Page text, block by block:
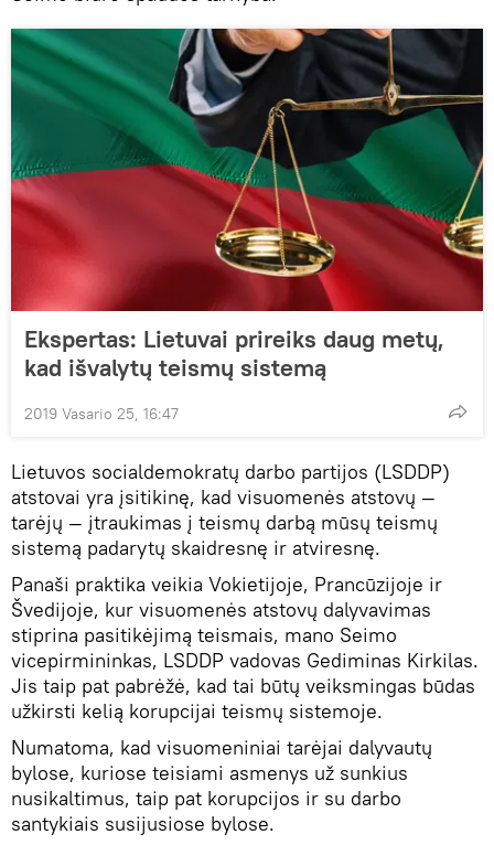
Ekspertas: Lietuvai prireiks daug metų,
kad išvalytų teismų sistemą
2019 Vasario 25, 16:47
Lietuvos socialdemokratų darbo partijos (LSDDP)
atstovai yra įsitikinę, kad visuomenės atstovų —
tarėjų — įtraukimas į teismų darbą mūsų teismų
sistemą padarytų skaidresnę ir atviresnę.
Panaši praktika veikia Vokietijoje, Prancūzijoje ir
Švedijoje, kur visuomenės atstovų dalyvavimas
stiprina pasitikėjimą teismais, mano Seimo
vicepirmininkas, LSDDP vadovas Gediminas Kirkilas.
Jis taip pat pabrėžė, kad tai būtų veiksmingas būdas
užkirsti kelią korupcijai teismų sistemoje.
Numatoma, kad visuomeniniai tarėjai dalyvautų
bylose, kuriose teisiami asmenys už sunkius
nusikaltimus, taip pat korupcijos ir su darbo
santykiais susijusiose bylose.